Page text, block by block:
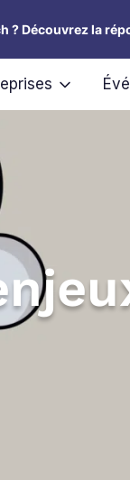
? Découvrez la